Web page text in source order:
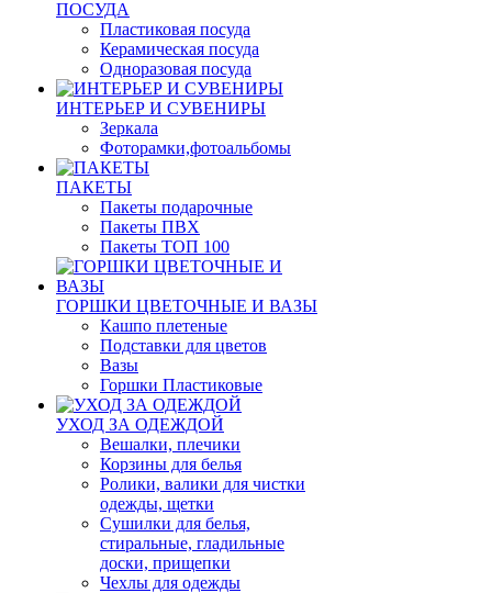
ПОСУДА
Пластиковая посуда
Керамическая посуда
Одноразовая посуда
ИНТЕРЬЕР И СУВЕНИРЫ
Зеркала
Фоторамки,фотоальбомы
ПАКЕТЫ
Пакеты подарочные
Пакеты ПВХ
Пакеты ТОП 100
ГОРШКИ ЦВЕТОЧНЫЕ И ВАЗЫ
Кашпо плетеные
Подставки для цветов
Вазы
Горшки Пластиковые
УХОД ЗА ОДЕЖДОЙ
Вешалки, плечики
Корзины для белья
Ролики, валики для чистки
одежды, щетки
Сушилки для белья,
стиральные, гладильные
доски, прищепки
Чехлы для одежды